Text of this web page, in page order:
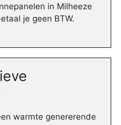
in Milheeze
je geen BTW.
warmte genererende